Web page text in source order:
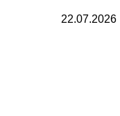
22.07.2026